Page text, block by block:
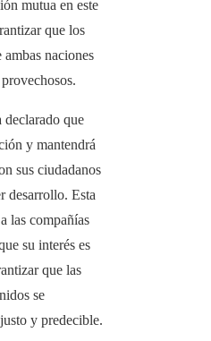
mutua en este
que los
naciones
declarado que
y mantendrá
sus ciudadanos
desarrollo. Esta
las compañías
su interés es
que las
se
y predecible.